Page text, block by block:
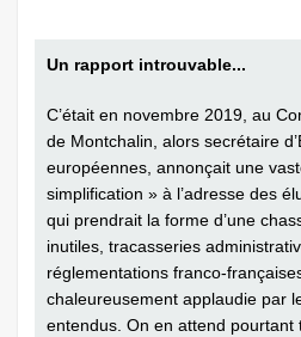
Un rapport introuvable...
C’était en novembre 2019, au
de Montchalin, alors secrétaire
européennes, annonçait une
simplification » à l’adresse des
qui prendrait la forme d’une
inutiles, tracasseries
réglementations franco-
chaleureusement applaudie par
entendus. On en attend ­pourtant